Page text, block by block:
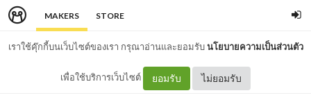
MAKERS STORE
เราใช้คุ๊กกี้บนเว็บไซต์ของเรา กรุณาอ่านและยอมรับนโยบายความเป็นส่วนตัว
เพื่อใช้บริการเว็บไซต์ ยอมรับ ไม่ยอมรับ